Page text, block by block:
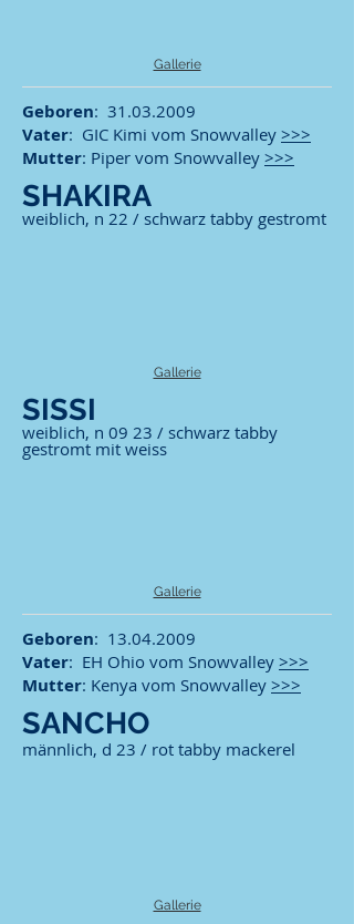
Gallerie
Geboren: 31.03.2009
Vater: GIC Kimi vom Snowvalley >>>
Mutter: Piper vom Snowvalley >>>
SHAKIRA
weiblich, n 22 / schwarz tabby gestromt
Gallerie
SISSI
weiblich, n 09 23 / schwarz tabby
gestromt mit weiss
Gallerie
Geboren: 13.04.2009
Vater: EH Ohio vom Snowvalley >>>
Mutter: Kenya vom Snowvalley >>>
SANCHO
männlich, d 23 / rot tabby mackerel
Gallerie